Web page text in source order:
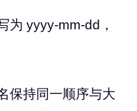
为 yyyy-mm-dd，
保持同一顺序与大